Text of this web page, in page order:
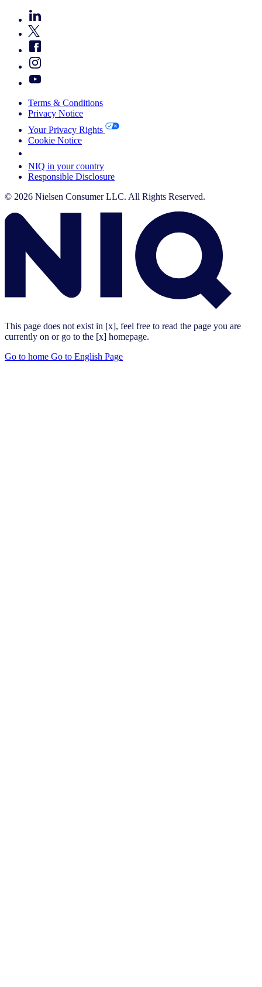
Terms & Conditions
Privacy Notice
Your Privacy Rights
Cookie Notice
NIQ in your country
Responsible Disclosure
© 2026 Nielsen Consumer LLC. All Rights Reserved.
This page does not exist in [x], feel free to read the page you are
currently on or go to the [x] homepage.
Go to home Go to English Page